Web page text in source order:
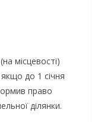
місцевості)
до 1 січня
право
ділянки.